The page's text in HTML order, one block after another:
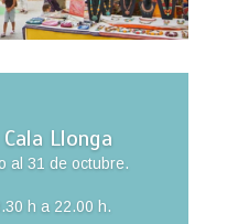
Llonga
al 31 de octubre.
h a 22.00 h.